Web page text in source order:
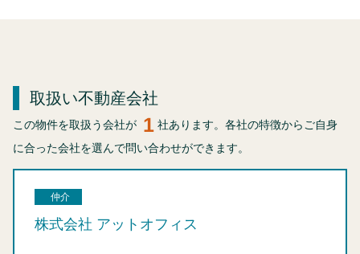
取扱い不動産会社
この物件を取扱う会社が 1 社あります。各社の特徴からご自身
に合った会社を選んで問い合わせができます。
仲介
株式会社 アットオフィス